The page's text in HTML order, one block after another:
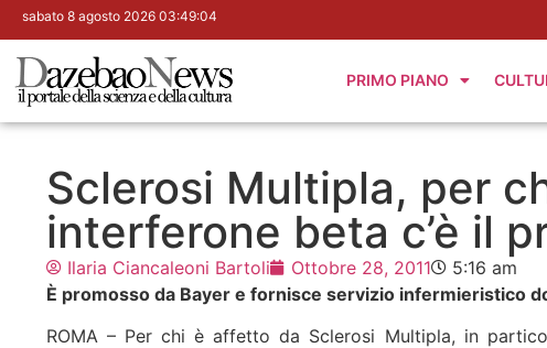
sabato 8 agosto 2026 03:49:05
PRIMO PIANO
Sclerosi Multipla, per
interferone beta c’è il
Ilaria Ciancaleoni Bartoli Ottobre 28, 2011
5:16 am
È promosso da Bayer e fornisce servizio infermieristico
ROMA – Per chi è affetto da Sclerosi Multipla, in